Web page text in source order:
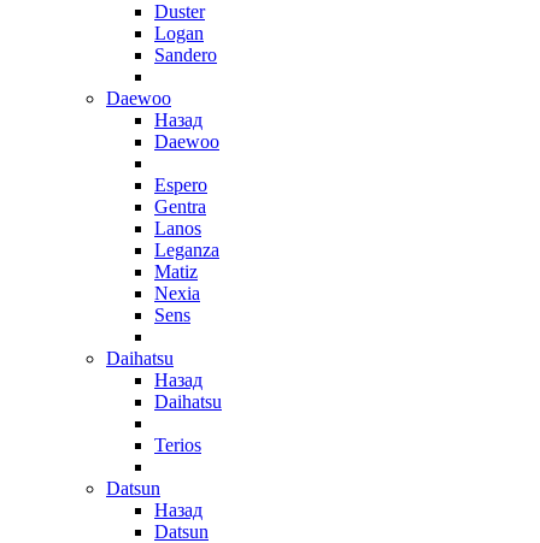
Duster
Logan
Sandero
Daewoo
Назад
Daewoo
Espero
Gentra
Lanos
Leganza
Matiz
Nexia
Sens
Daihatsu
Назад
Daihatsu
Terios
Datsun
Назад
Datsun